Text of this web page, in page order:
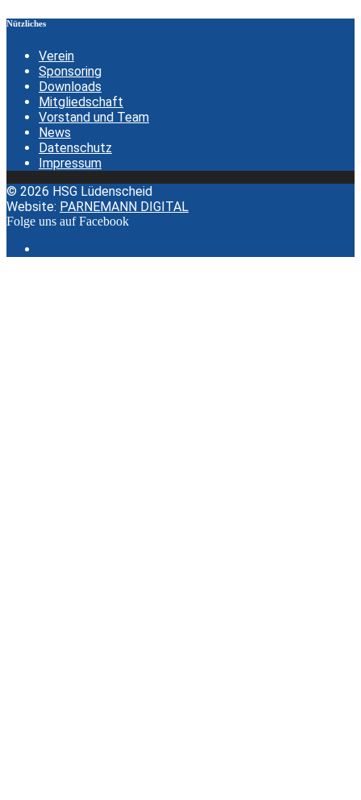
Nützliches
Verein
Sponsoring
Downloads
Mitgliedschaft
Vorstand und Team
News
Datenschutz
Impressum
© 2026 HSG Lüdenscheid
Website: PARNEMANN DIGITAL
Folge uns auf Facebook